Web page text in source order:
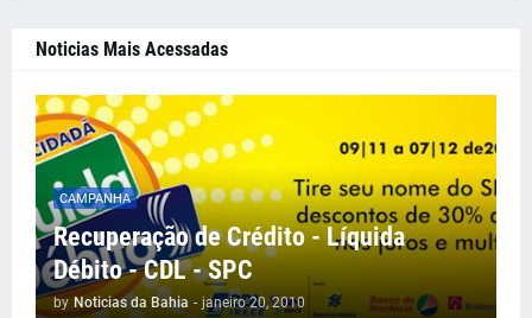
Noticias Mais Acessadas
CAMPANHA
Recuperação de Crédito - Líquida
Débito - CDL - SPC
by Noticias da Bahia - janeiro 20, 2010